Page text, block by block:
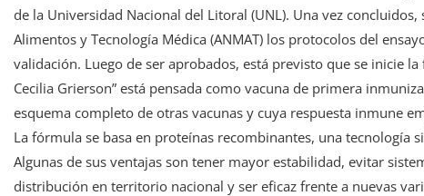
de la Universidad Nacional del Litoral (UNL). Una vez
Alimentos y Tecnología Médica (ANMAT) los protocolos del
validación. Luego de ser aprobados, está previsto que se inicie
Cecilia Grierson” está pensada como vacuna de primera
esquema completo de otras vacunas y cuya respuesta inmune
La fórmula se basa en proteínas recombinantes, una tecnología
Algunas de sus ventajas son tener mayor estabilidad, evitar
distribución en territorio nacional y ser eficaz frente a nuevas